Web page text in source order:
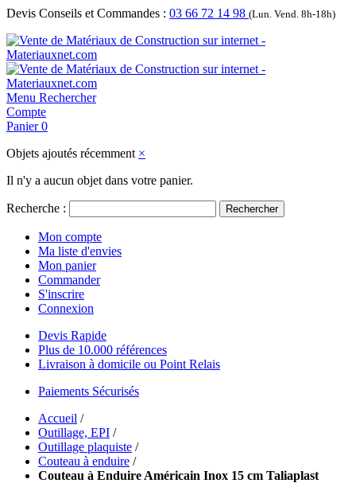
Devis Conseils et Commandes : 03 66 72 14 98 (Lun. Vend. 8h-18h)
Menu Rechercher
Compte
Panier 0
Objets ajoutés récemment ×
Il n'y a aucun objet dans votre panier.
Recherche : Rechercher
Mon compte
Ma liste d'envies
Mon panier
Commander
S'inscrire
Connexion
Devis Rapide
Plus de 10.000 références
Livraison à domicile ou Point Relais
Paiements Sécurisés
Accueil /
Outillage, EPI /
Outillage plaquiste /
Couteau à enduire /
Couteau à Enduire Américain Inox 15 cm Taliaplast